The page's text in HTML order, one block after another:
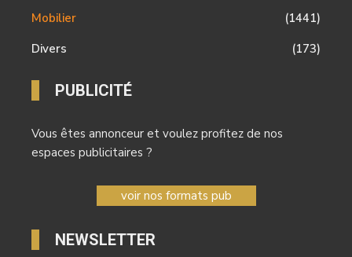
Mobilier
(1441)
Divers
(173)
PUBLICITÉ
Vous êtes annonceur et voulez profitez de nos
espaces publicitaires ?
voir nos formats pub
NEWSLETTER